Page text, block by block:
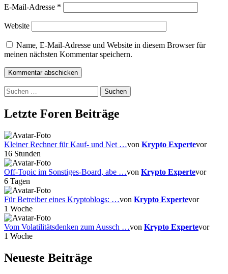
E-Mail-Adresse *
Website
Name, E-Mail-Adresse und Website in diesem Browser für
meinen nächsten Kommentar speichern.
Suchen
nach:
Letzte Foren Beiträge
Kleiner Rechner für Kauf- und Net …von Krypto Expertevor
16 Stunden
Off-Topic im Sonstiges-Board, abe …von Krypto Expertevor
6 Tagen
Für Betreiber eines Kryptoblogs: …von Krypto Expertevor
1 Woche
Vom Volatilitätsdenken zum Aussch …von Krypto Expertevor
1 Woche
Neueste Beiträge